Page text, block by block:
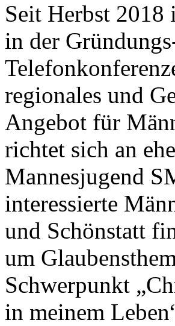
Seit Herbst 2018
in der
regionales und
Angebot für
richtet sich an
Mannesjugend
interessierte
und Schönstatt
um
Schwerpunkt
in meinem